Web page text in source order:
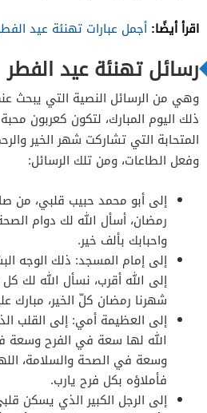
اقرأ أيضًا: أجمل عبارات تهنئة عيد
رسائل تهنئة عيد الفطر
وهي من الرسائل النصية التي يبحث
ذلك اليوم المبارك، لتكون كعربون
المتحابة التي تشاركت شهر الخير
وفعل الطاعات، ومن تلك الرسائل:
إلى أبو محمد حبيب قلبي،
رمضان، أسأل الله لك دوام
واحبابك بألف خير.
إلى إمام المسجد: ذلك الوجه
إلى الله أقرب، نسأل الله لك
شهرنا رمضان كلّ الخير، مبارك
إلى العظيمة أمي: إلى القلب
الله لها سعة في الفرح وسعة
وسعة في الصحة والسلامة،
فأملاؤه بكل فرح يارب.
إلى الرجل الكبير الذي يسكن